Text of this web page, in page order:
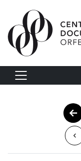
Vés al contingut
Navegació